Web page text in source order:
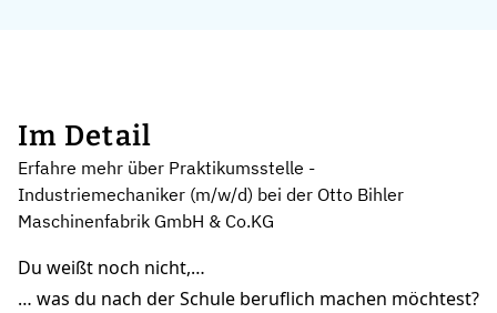
Im Detail
Erfahre mehr über Praktikumsstelle -
Industriemechaniker (m/w/d) bei der Otto Bihler
Maschinenfabrik GmbH & Co.KG
Du weißt noch nicht,…
… was du nach der Schule beruflich machen möchtest?